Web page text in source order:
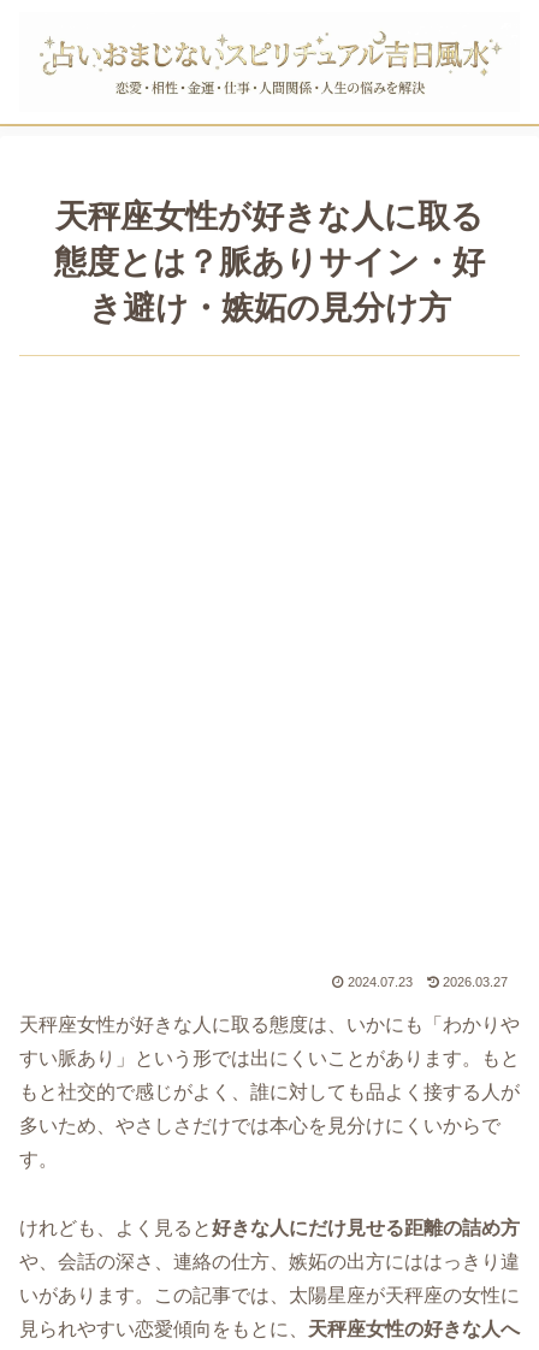
天秤座女性が好きな人に取る
態度とは？脈ありサイン・好
き避け・嫉妬の見分け方
2024.07.23 2026.03.27
天秤座女性が好きな人に取る態度は、いかにも「わかりや
すい脈あり」という形では出にくいことがあります。もと
もと社交的で感じがよく、誰に対しても品よく接する人が
多いため、やさしさだけでは本心を見分けにくいからで
す。
けれども、よく見ると好きな人にだけ見せる距離の詰め方
や、会話の深さ、連絡の仕方、嫉妬の出方にははっきり違
いがあります。この記事では、太陽星座が天秤座の女性に
見られやすい恋愛傾向をもとに、 天秤座女性の好きな人へ